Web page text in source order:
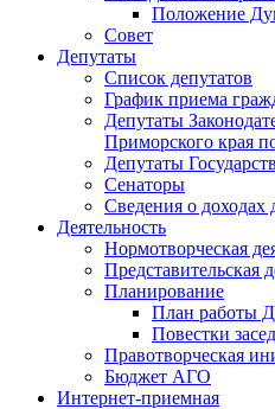
Положение
Совет
Депутаты
Список депутатов
График приема
Депутаты
Приморского края
Депутаты
Сенаторы
Сведения о доходах
Деятельность
Нормотворческая
Представительская
Планирование
План работы
Повестки
Правотворческая
Бюджет АГО
Интернет-приемная